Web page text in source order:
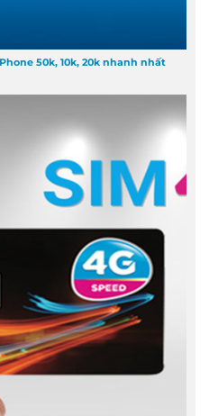
50k, 10k, 20k nhanh nhất